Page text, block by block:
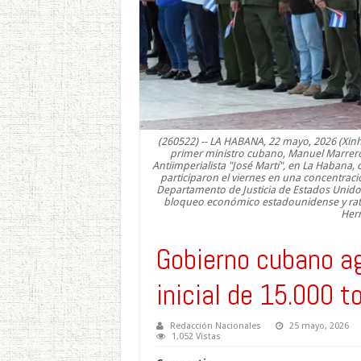
(260522) -- LA HABANA, 22 mayo, 2026
primer ministro cubano, Manuel
Antiimperialista "José Martí", en La Habana,
participaron el viernes en una
Departamento de Justicia de Estados
bloqueo económico estadounidense y
Gobierno cubano
inicial de 15.000
Redacción Nacionales 25 mayo, 2026
1,052 Vistas